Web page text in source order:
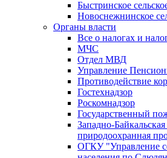
Быстринское
Новоснежнинское
Органы власти
Все о налогах и
МЧС
Отдел МВД
Управление
Противодействие
Гостехнадзор
Роскомнадзор
Государственный
Западно-
природоохранная
ОГКУ "Управление